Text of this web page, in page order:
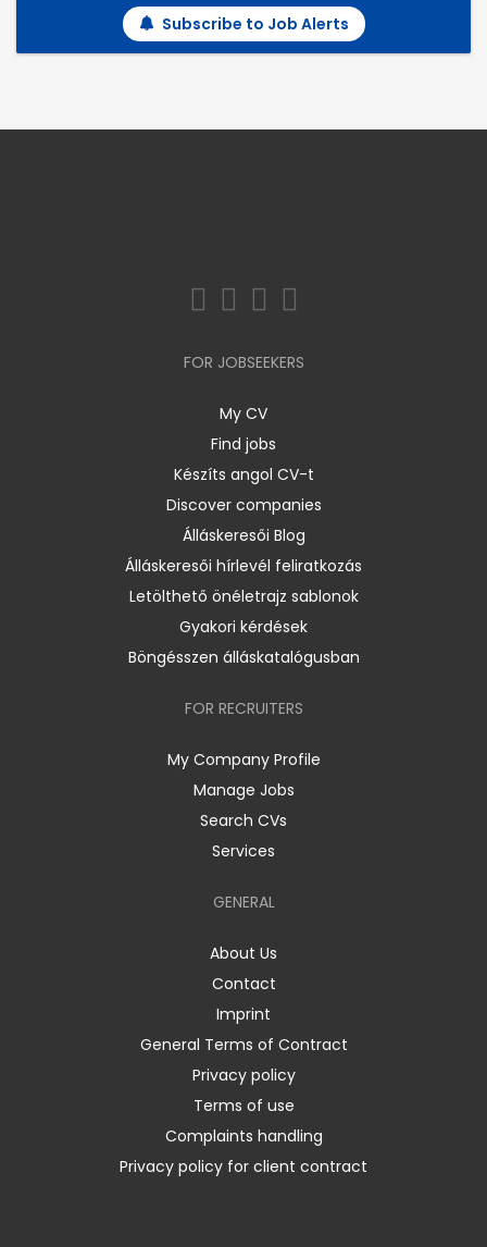
Subscribe to Job Alerts
FOR JOBSEEKERS
My CV
Find jobs
Készíts angol CV-t
Discover companies
Álláskeresői Blog
Álláskeresői hírlevél feliratkozás
Letölthető önéletrajz sablonok
Gyakori kérdések
Böngésszen álláskatalógusban
FOR RECRUITERS
My Company Profile
Manage Jobs
Search CVs
Services
GENERAL
About Us
Contact
Imprint
General Terms of Contract
Privacy policy
Terms of use
Complaints handling
Privacy policy for client contract